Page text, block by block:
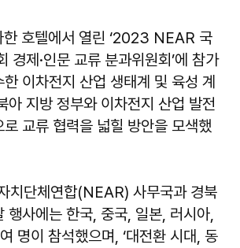
한 호텔에서 열린 ‘2023 NEAR 국
경제·인문 교류 분과위원회’에 참가
이차전지 산업 생태계 및 육성 계
아 지방 정부와 이차전지 산업 발전
교류 협력을 넓힐 방안을 모색했
치단체연합(NEAR) 사무국과 경북
행사에는 한국, 중국, 일본, 러시아,
명이 참석했으며, ‘대전환 시대, 동